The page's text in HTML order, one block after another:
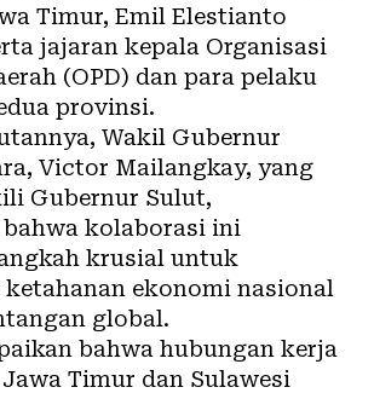
Timur, Emil Elestianto
jajaran kepala Organisasi
(OPD) dan para pelaku
provinsi.
Wakil Gubernur
Victor Mailangkay, yang
Gubernur Sulut,
bahwa kolaborasi ini
krusial untuk
ekonomi nasional
global.
bahwa hubungan kerja
Timur dan Sulawesi